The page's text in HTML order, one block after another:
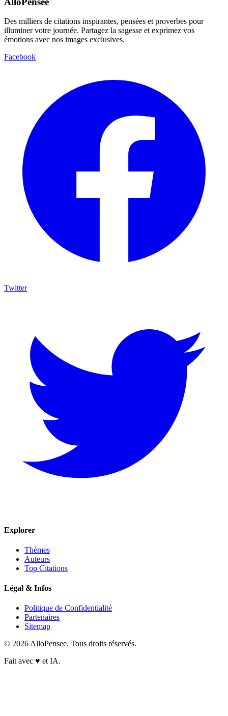
Des milliers de citations inspirantes, pensées et proverbes pour
illuminer votre journée. Partagez la sagesse et exprimez vos
émotions avec nos images exclusives.
Facebook
Twitter
Explorer
Thèmes
Auteurs
Top Citations
Légal & Infos
Politique de Confidentialité
Partenaires
Sitemap
© 2026 AlloPensee. Tous droits réservés.
Fait avec ♥ et IA.